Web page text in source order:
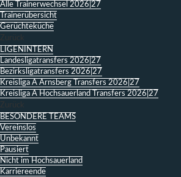
Alle Trainerwechsel 2026|27
Trainerübersicht
Gerüchteküche
Zurück
LIGENINTERN
Landesligatransfers 2026|27
Bezirksligatransfers 2026|27
Kreisliga A Arnsberg Transfers 2026|27
Kreisliga A Hochsauerland Transfers 2026|27
Zurück
BESONDERE TEAMS
Vereinslos
Unbekannt
Pausiert
Nicht im Hochsauerland
Karriereende